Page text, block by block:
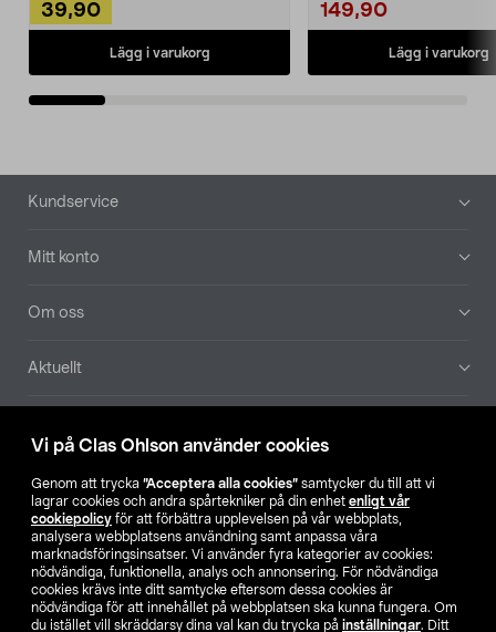
Vi på Clas Ohlson använder cookies
Genom att trycka ”Acceptera alla cookies” samtycker du till att vi
lagrar cookies och andra spårtekniker på din enhet enligt vår
cookiepolicy för att förbättra upplevelsen på vår webbplats,
analysera webbplatsens användning samt anpassa våra
marknadsföringsinsatser. Vi använder fyra kategorier av cookies:
nödvändiga, funktionella, analys och annonsering. För nödvändiga
cookies krävs inte ditt samtycke eftersom dessa cookies är
nödvändiga för att innehållet på webbplatsen ska kunna fungera. Om
du istället vill skräddarsy dina val kan du trycka på inställningar. Ditt
39,90
Lägg i varukorg
149,90
Lägg i varukorg
Sidfot
Kundservice
Mitt konto
Om oss
Aktuellt
Hitta butik
SE NO FI